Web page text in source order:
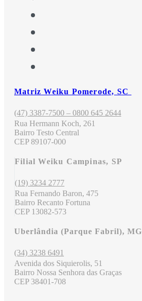
Matriz Weiku Pomerode, SC
(47) 3387-7500 – 0800 645 2644
Rua Hermann Koch, 261
Bairro Testo Central
CEP 89107-000
Filial Weiku Campinas, SP
(19) 3234 2777
Rua Fernando Baron, 475
Bairro Recanto Fortuna
CEP 13082-573
Uberlândia (Parque Fabril), MG
(34) 3238 6491
Avenida dos Siquierolis, 51
Bairro Nossa Senhora das Graças
CEP 38401-708